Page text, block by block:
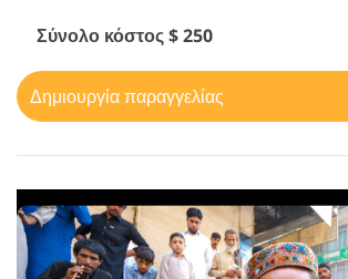
Σύνολο κόστος $ 250
Δημιουργία παραγγελίας